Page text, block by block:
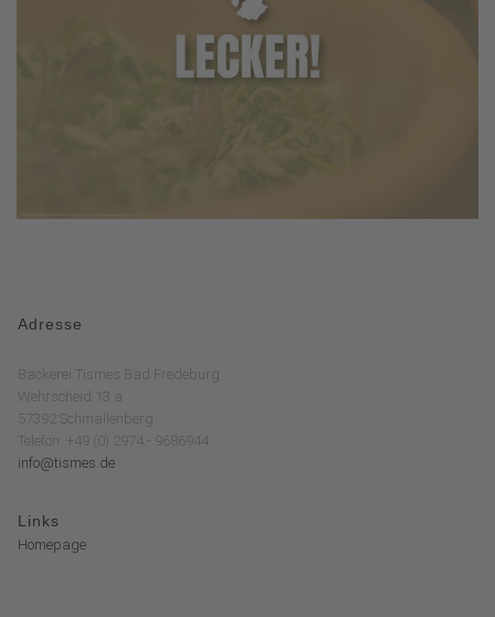
Adresse
Bäckerei Tismes Bad Fredeburg
Wehrscheid 13 a
57392 Schmallenberg
Telefon: +49 (0) 2974 - 9686944
info@tismes.de
Links
Homepage